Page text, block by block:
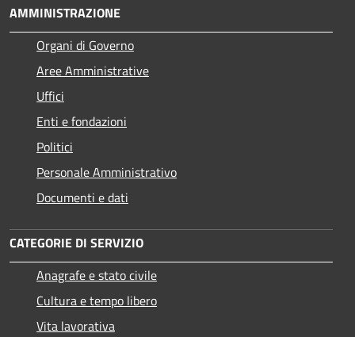
AMMINISTRAZIONE
Organi di Governo
Aree Amministrative
Uffici
Enti e fondazioni
Politici
Personale Amministrativo
Documenti e dati
CATEGORIE DI SERVIZIO
Anagrafe e stato civile
Cultura e tempo libero
Vita lavorativa